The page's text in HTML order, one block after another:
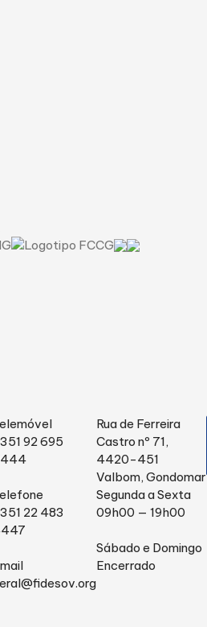
92 695
22 483
Rua de Ferreira
Castro nº 71,
4420-451
Valbom, Gondomar
Segunda a Sexta
09h00 — 19h00
Sábado e Domingo
Encerrado